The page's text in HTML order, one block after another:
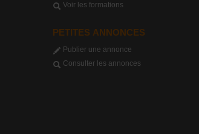
Voir les formations
PETITES ANNONCES
Publier une annonce
Consulter les annonces